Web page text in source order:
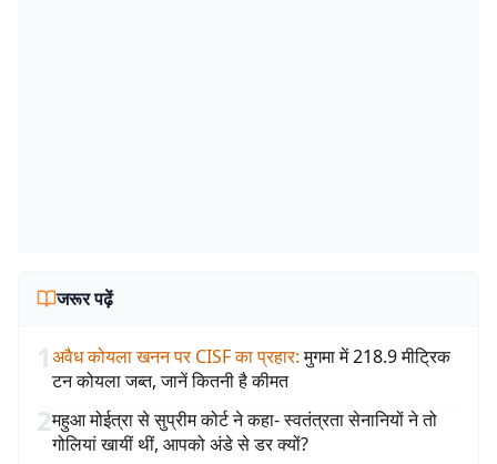
जरूर पढ़ें
1अवैध कोयला खनन पर CISF का प्रहार: मुगमा में 218.9 मीट्रिक
टन कोयला जब्त, जानें कितनी है कीमत
2महुआ मोईत्रा से सुप्रीम कोर्ट ने कहा- स्वतंत्रता सेनानियों ने तो
गोलियां खायीं थीं, आपको अंडे से डर क्यों?